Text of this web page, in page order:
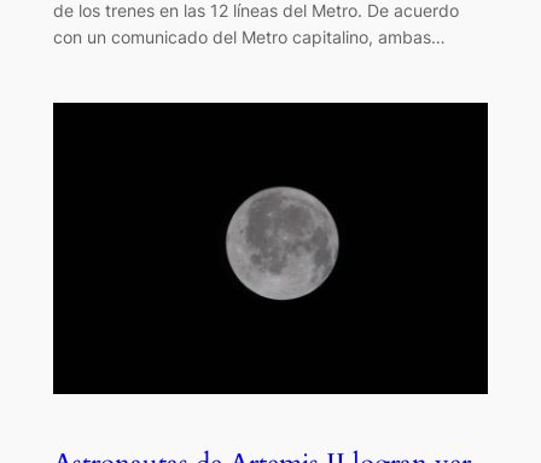
de los trenes en las 12 líneas del Metro. De acuerdo
con un comunicado del Metro capitalino, ambas…